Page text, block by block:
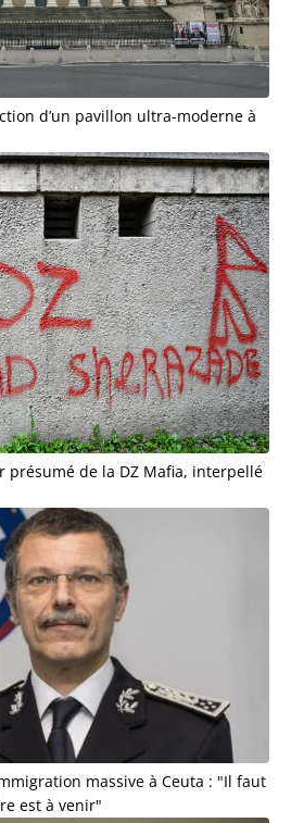
d’un pavillon ultra-moderne à
présumé de la DZ Mafia, interpellé
massive à Ceuta : "Il faut
est à venir"